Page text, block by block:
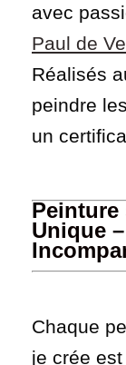
avec
Paul de
Réalisés
peindre
un
Peinture
Unique
Chaque
je crée est